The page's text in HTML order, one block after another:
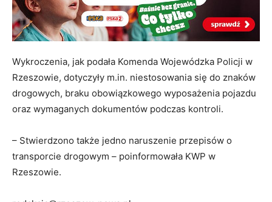
Wykroczenia, jak podała Komenda Wojewódzka Policji w
Rzeszowie, dotyczyły m.in. niestosowania się do znaków
drogowych, braku obowiązkowego wyposażenia pojazdu
oraz wymaganych dokumentów podczas kontroli.
– Stwierdzono także jedno naruszenie przepisów o
transporcie drogowym – poinformowała KWP w
Rzeszowie.